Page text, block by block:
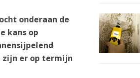
onderaan de
kans op
zijn er op termijn